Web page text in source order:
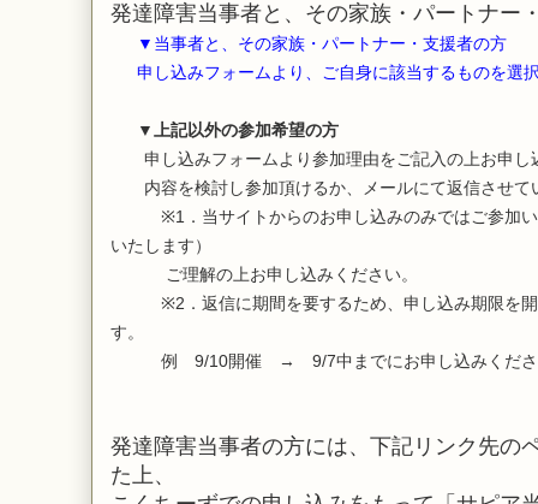
発達障害当事者と、その家族・パートナー
▼当事者と、その家族・パートナー・支援者の方
申し込みフォームより、ご自身に該当するものを選
▼上記以外の参加希望の方
申し込みフォームより参加理由をご記入の上お申し
内容を検討し参加頂けるか、メールにて返信させて
※1．当サイトからのお申し込みのみではご参加い
いたします）
ご理解の上お申し込みください。
※2．返信に期間を要するため、申し込み期限を開
す。
例 9/10開催 → 9/7中までにお申し込みくださ
発達障害当事者の方には、下記リンク先の
た上、